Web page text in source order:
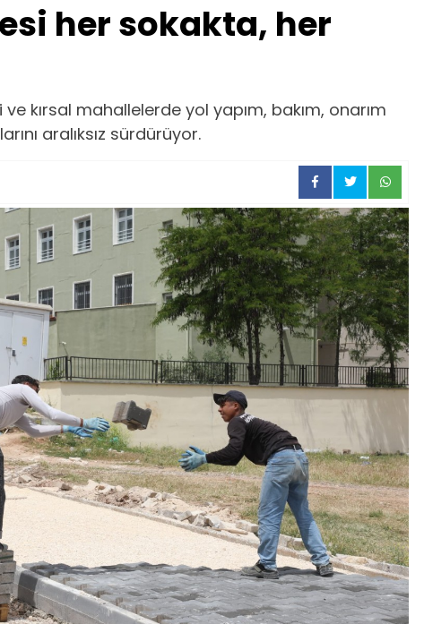
her sokakta, her
kırsal mahallelerde yol yapım, bakım, onarım
aralıksız sürdürüyor.